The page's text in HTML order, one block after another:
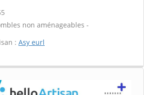
non aménageables -
: Asy eurl